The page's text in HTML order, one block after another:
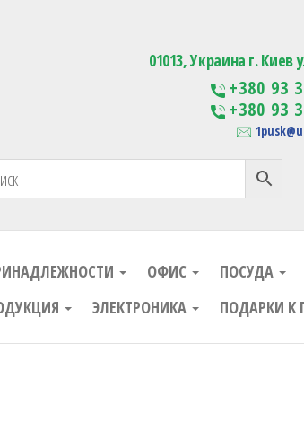
01013, Украина г. Киев
+380 93
+380 93
ОФИС ПОСУДА
ЭЛЕКТРОНИКА ПОДАРКИ К